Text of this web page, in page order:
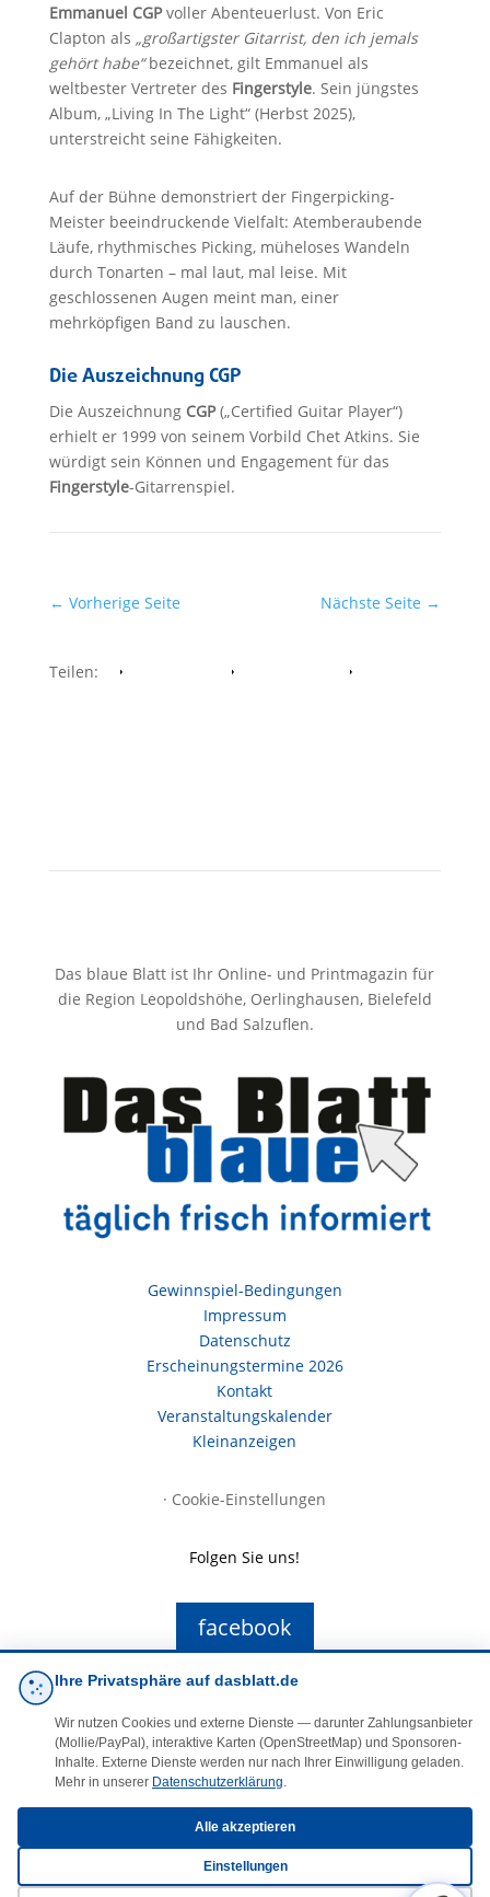
Emmanuel CGPvoller Abenteuerlust. Von Eric
Clapton als „großartigster Gitarrist, den ich jemals
gehört habe“bezeichnet, gilt Emmanuel als
weltbester Vertreter des Fingerstyle. Sein jüngstes
Album, „Living In The Light“ (Herbst 2025),
unterstreicht seine Fähigkeiten.
Auf der Bühne demonstriert der Fingerpicking-
Meister beeindruckende Vielfalt: Atemberaubende
Läufe, rhythmisches Picking, müheloses Wandeln
durch Tonarten – mal laut, mal leise. Mit
geschlossenen Augen meint man, einer
mehrköpfigen Band zu lauschen.
Die Auszeichnung CGP
Die Auszeichnung CGP(„Certified Guitar Player“)
erhielt er 1999 von seinem Vorbild Chet Atkins. Sie
würdigt sein Können und Engagement für das
Fingerstyle-Gitarrenspiel.
← Vorherige Seite Nächste Seite →
Teilen: Facebook Whatsapp Twitter
Das blaue Blatt ist Ihr Online- und Printmagazin für
die Region Leopoldshöhe, Oerlinghausen, Bielefeld
und Bad Salzuflen.
Gewinnspiel-Bedingungen
Impressum
Datenschutz
Erscheinungstermine 2026
Kontakt
Veranstaltungskalender
Kleinanzeigen
· Cookie-Einstellungen
Folgen Sie uns!
facebook
E-Mail
© 2025 DasBlaueBlatt | InSign – A. + D. Klee GbR
Ihre Privatsphäre auf dasblatt.de
Wir nutzen Cookies und externe Dienste — darunter Zahlungsanbieter
(Mollie/PayPal), interaktive Karten (OpenStreetMap) und Sponsoren-
Inhalte. Externe Dienste werden nur nach Ihrer Einwilligung geladen.
Mehr in unserer Datenschutzerklärung.
Alle akzeptieren
Einstellungen